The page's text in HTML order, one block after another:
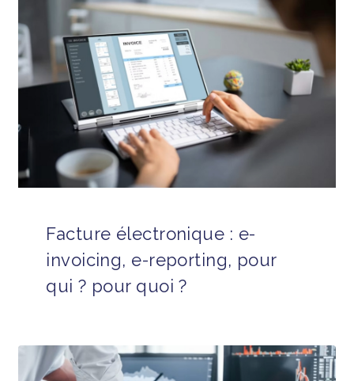
Facture électronique : e-
invoicing, e-reporting, pour
qui ? pour quoi ?